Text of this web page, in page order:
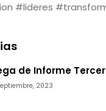
#lideres
de Informe
2023